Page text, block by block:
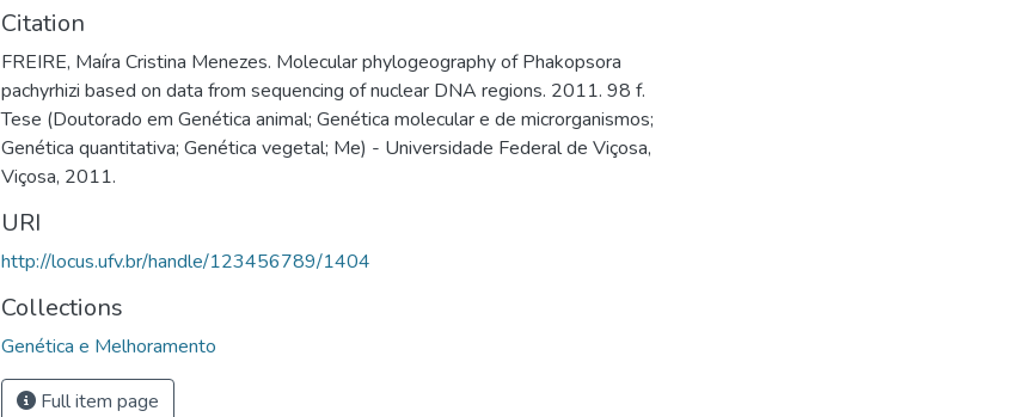
Citation
FREIRE, Maíra Cristina Menezes. Molecular phylogeography of Phakopsora
pachyrhizi based on data from sequencing of nuclear DNA regions. 2011. 98 f.
Tese (Doutorado em Genética animal; Genética molecular e de microrganismos;
Genética quantitativa; Genética vegetal; Me) - Universidade Federal de Viçosa,
Viçosa, 2011.
URI
http://locus.ufv.br/handle/123456789/1404
Collections
Genética e Melhoramento
Full item page